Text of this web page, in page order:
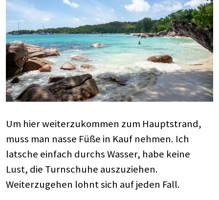
Um hier weiterzukommen zum Hauptstrand,
muss man nasse Füße in Kauf nehmen. Ich
latsche einfach durchs Wasser, habe keine
Lust, die Turnschuhe auszuziehen.
Weiterzugehen lohnt sich auf jeden Fall.